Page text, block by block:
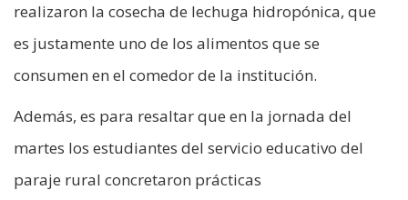
realizaron la cosecha de lechuga hidropónica, que
es justamente uno de los alimentos que se
consumen en el comedor de la institución.
Además, es para resaltar que en la jornada del
martes los estudiantes del servicio educativo del
paraje rural concretaron prácticas